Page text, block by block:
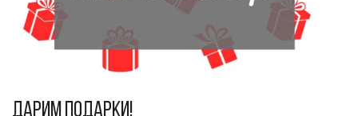
Дарим подарки!